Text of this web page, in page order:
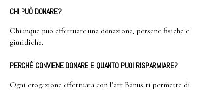
CHI PUÒ DONARE?
Chiunque può effettuare una donazione, persone fisiche e
giuridiche.
PERCHÉ CONVIENE DONARE E QUANTO PUOI RISPARMIARE?
Ogni erogazione effettuata con l’art Bonus ti permette di